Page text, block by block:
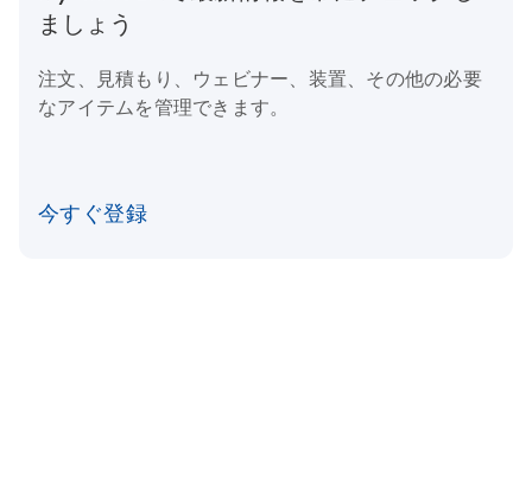
ましょう
注文、見積もり、ウェビナー、装置、その他の必要
なアイテムを管理できます。
今すぐ登録